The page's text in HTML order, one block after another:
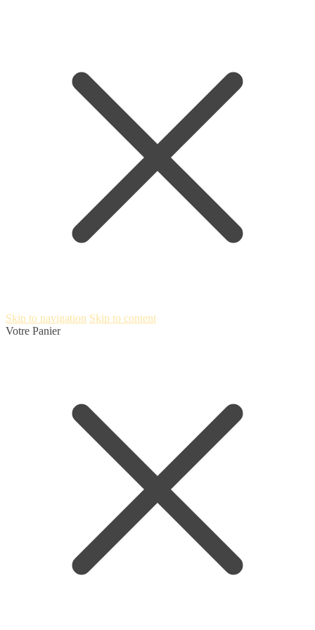
Skip to navigation Skip to content
Votre Panier